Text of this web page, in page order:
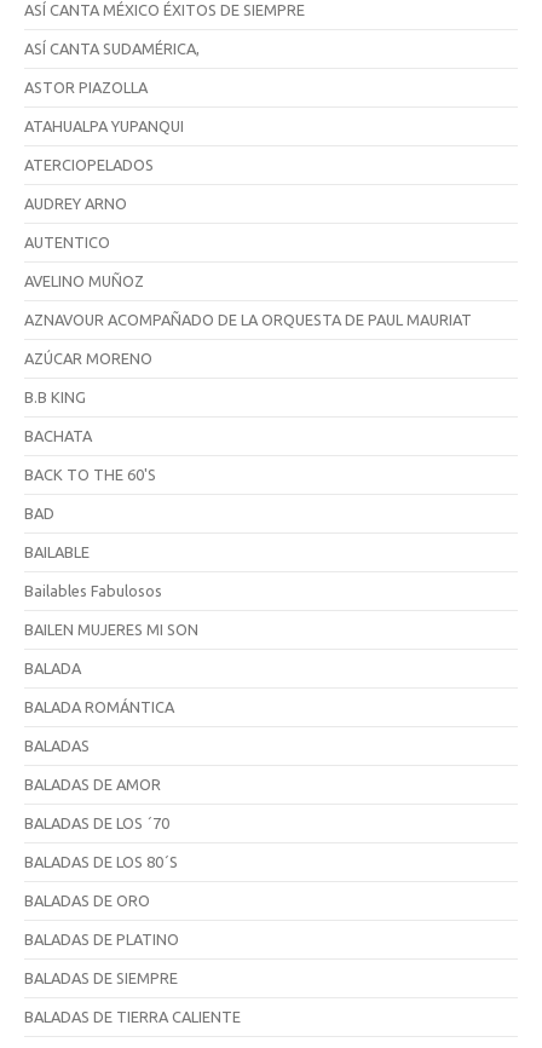
ASÍ CANTA MÉXICO ÉXITOS DE SIEMPRE
ASÍ CANTA SUDAMÉRICA,
ASTOR PIAZOLLA
ATAHUALPA YUPANQUI
ATERCIOPELADOS
AUDREY ARNO
AUTENTICO
AVELINO MUÑOZ
AZNAVOUR ACOMPAÑADO DE LA ORQUESTA DE PAUL MAURIAT
AZÚCAR MORENO
B.B KING
BACHATA
BACK TO THE 60'S
BAD
BAILABLE
Bailables Fabulosos
BAILEN MUJERES MI SON
BALADA
BALADA ROMÁNTICA
BALADAS
BALADAS DE AMOR
BALADAS DE LOS ´70
BALADAS DE LOS 80´S
BALADAS DE ORO
BALADAS DE PLATINO
BALADAS DE SIEMPRE
BALADAS DE TIERRA CALIENTE